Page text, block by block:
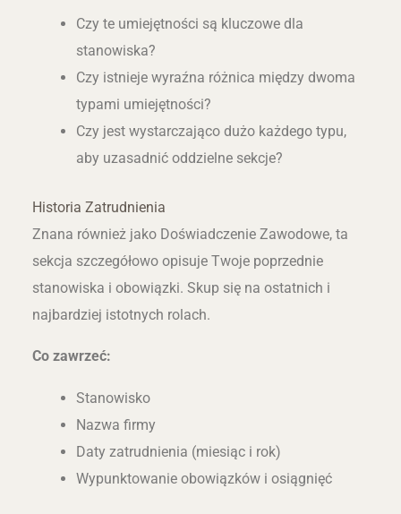
Czy te umiejętności są kluczowe dla
stanowiska?
Czy istnieje wyraźna różnica między dwoma
typami umiejętności?
Czy jest wystarczająco dużo każdego typu,
aby uzasadnić oddzielne sekcje?
Historia Zatrudnienia
Znana również jako Doświadczenie Zawodowe, ta
sekcja szczegółowo opisuje Twoje poprzednie
stanowiska i obowiązki. Skup się na ostatnich i
najbardziej istotnych rolach.
Co zawrzeć:
Stanowisko
Nazwa firmy
Daty zatrudnienia (miesiąc i rok)
Wypunktowanie obowiązków i osiągnięć